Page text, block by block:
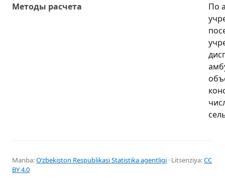
Методы расчета
По
Manba:Oʻzbekiston Respublikasi Statistika agentligi · Litsenziya:CC
BY 4.0